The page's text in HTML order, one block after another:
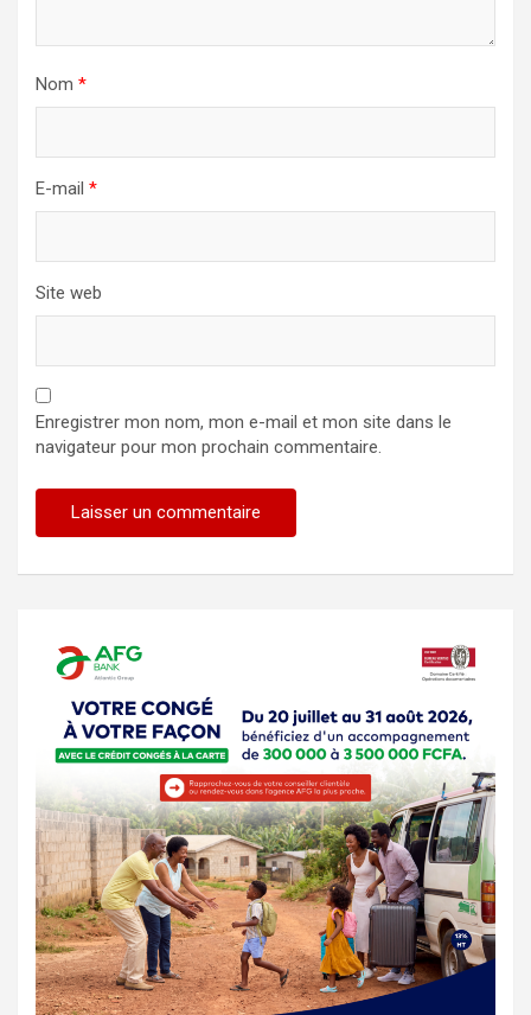
Nom *
E-mail *
Site web
Enregistrer mon nom, mon e-mail et mon site dans le
navigateur pour mon prochain commentaire.